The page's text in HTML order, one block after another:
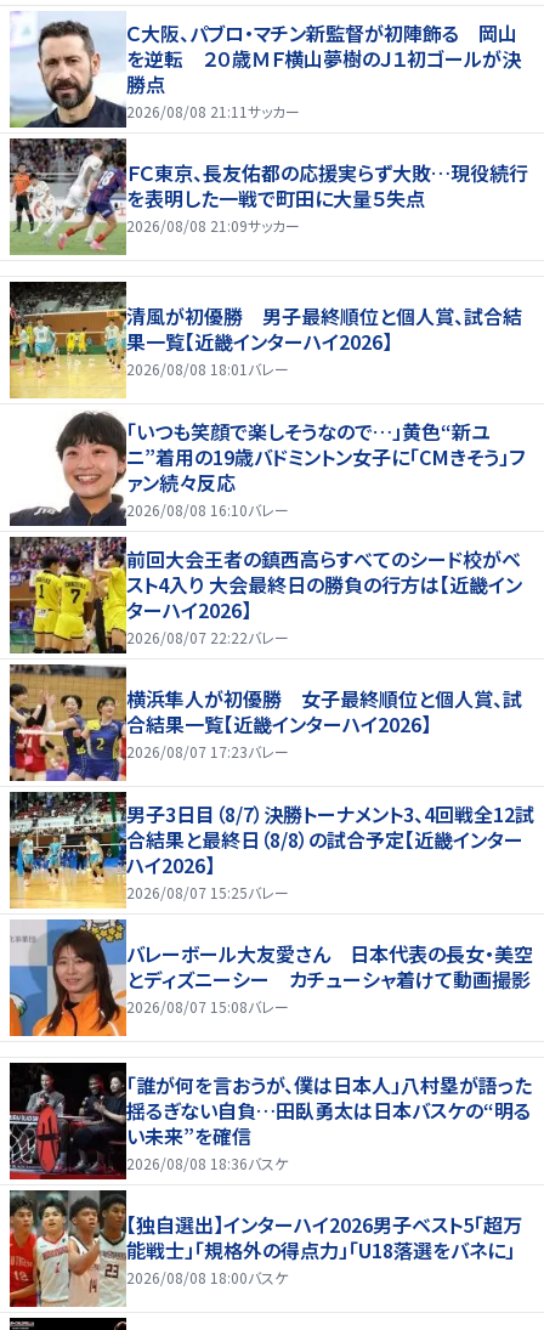
Ｃ大阪、パブロ・マチン新監督が初陣飾る 岡山
を逆転 ２０歳ＭＦ横山夢樹のＪ１初ゴールが決
勝点
2026/08/08 21:11サッカー
ＦＣ東京、長友佑都の応援実らず大敗…現役続行
を表明した一戦で町田に大量５失点
2026/08/08 21:09サッカー
清風が初優勝 男子最終順位と個人賞、試合結
果一覧【近畿インターハイ2026】
2026/08/08 18:01 バレー
「いつも笑顔で楽しそうなので…」黄色“新ユ
ニ”着用の19歳バドミントン女子に「CMきそう」フ
ァン続々反応
2026/08/08 16:10バレー
前回大会王者の鎮西高らすべてのシード校がベ
スト4入り 大会最終日の勝負の行方は【近畿イン
ターハイ2026】
2026/08/07 22:22バレー
横浜隼人が初優勝 女子最終順位と個人賞、試
合結果一覧【近畿インターハイ2026】
2026/08/07 17:23バレー
男子3日目（8/7）決勝トーナメント3、4回戦全12試
合結果と最終日（8/8）の試合予定【近畿インター
ハイ2026】
2026/08/07 15:25バレー
バレーボール大友愛さん 日本代表の長女・美空
とディズニーシー カチューシャ着けて動画撮影
2026/08/07 15:08バレー
「誰が何を言おうが、僕は日本人」八村塁が語った
揺るぎない自負…田臥勇太は日本バスケの“明る
い未来”を確信
2026/08/08 18:36バスケ
【独自選出】インターハイ2026男子ベスト5「超万
能戦士」「規格外の得点力」「U18落選をバネに」
2026/08/08 18:00バスケ